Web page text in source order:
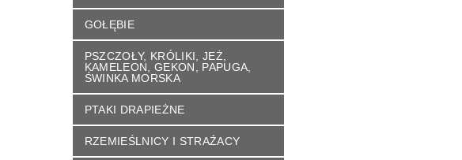
GOŁĘBIE
PSZCZOŁY, KRÓLIKI, JEŻ,
KAMELEON, GEKON, PAPUGA,
ŚWINKA MORSKA
PTAKI DRAPIEŻNE
RZEMIEŚLNICY I STRAŹACY